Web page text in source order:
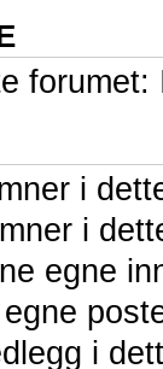
i
i
egne
i